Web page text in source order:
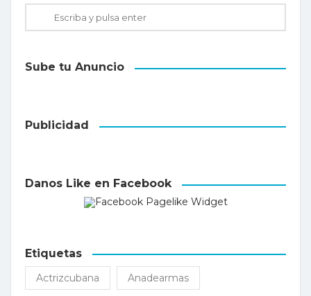
Sube tu Anuncio
Publicidad
Danos Like en Facebook
Etiquetas
Actrizcubana Anadearmas